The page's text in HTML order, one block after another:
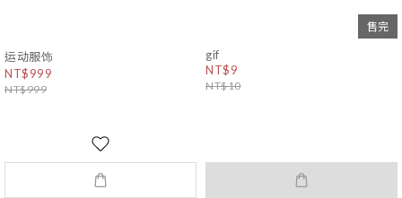
运动服饰
NT$999
NT$999
售完
gif
NT$9
NT$10